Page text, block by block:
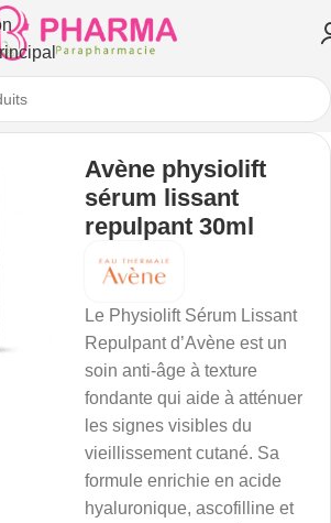
Avène physiolift
sérum lissant
repulpant 30ml
Le Physiolift Sérum Lissant
Repulpant d’Avène est un
soin anti-âge à texture
fondante qui aide à atténuer
les signes visibles du
vieillissement cutané. Sa
formule enrichie en acide
hyaluronique, ascofilline et